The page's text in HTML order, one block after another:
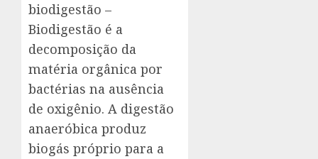
biodigestão –
Biodigestão é a
decomposição da
matéria orgânica por
bactérias na ausência
de oxigênio. A digestão
anaeróbica produz
biogás próprio para a